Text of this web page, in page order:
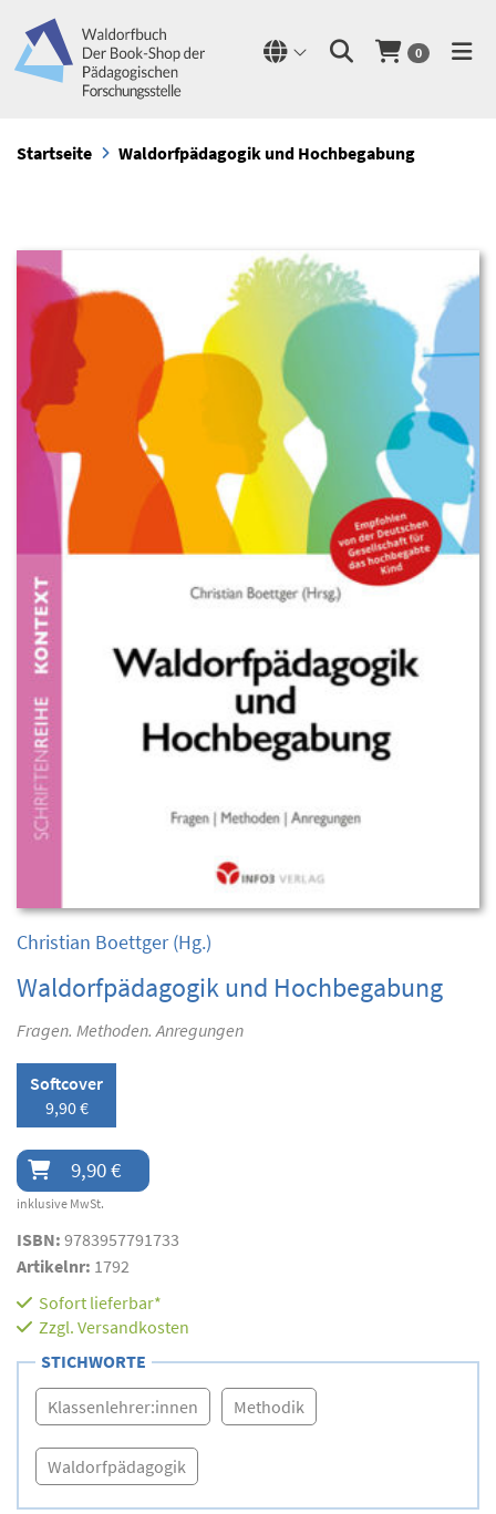
0
Startseite Waldorfpädagogik und Hochbegabung
Christian Boettger(Hg.)
Waldorfpädagogik und Hochbegabung
Fragen. Methoden. Anregungen
Softcover
9,90 €
9,90 €
inklusive MwSt.
ISBN: 9783957791733
Artikelnr: 1792
Sofort lieferbar*
Zzgl. Versandkosten
STICHWORTE
Klassenlehrer:innen Methodik
Waldorfpädagogik